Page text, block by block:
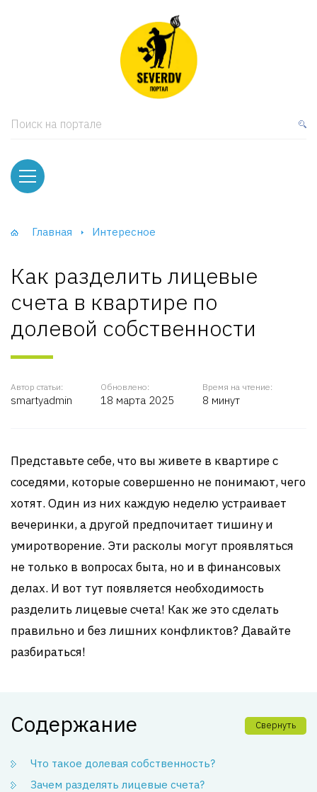
Поиск на портале
Главная Интересное
Как разделить лицевые
счета в квартире по
долевой собственности
Автор статьи:
smartyadmin
Обновлено:
18 марта 2025
Время на чтение:
8 минут
Представьте себе, что вы живете в квартире с
соседями, которые совершенно не понимают, чего
хотят. Один из них каждую неделю устраивает
вечеринки, а другой предпочитает тишину и
умиротворение. Эти расколы могут проявляться
не только в вопросах быта, но и в финансовых
делах. И вот тут появляется необходимость
разделить лицевые счета! Как же это сделать
правильно и без лишних конфликтов? Давайте
разбираться!
Содержание Свернуть
Что такое долевая собственность?
Зачем разделять лицевые счета?
и тумбы